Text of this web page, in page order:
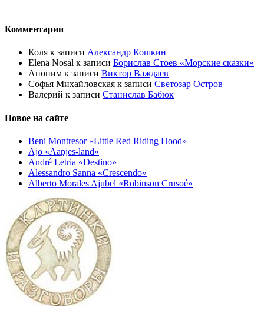
Комментарии
Коля к записи Александр Кошкин
Elena Nosal к записи Борислав Стоев «Морские сказки»
Аноним к записи Виктор Важдаев
Софья Михайловская к записи Светозар Остров
Валерий к записи Станислав Бабюк
Новое на сайте
Beni Montresor «Little Red Riding Hood»
Ajo «Aapjes-land»
André Letria «Destino»
Alessandro Sanna «Crescendo»
Alberto Morales Ajubel «Robinson Crusoé»